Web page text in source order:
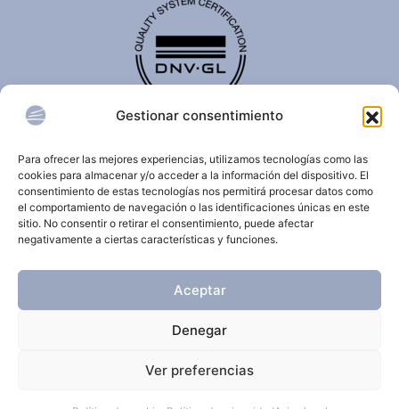
Gestionar consentimiento
Para ofrecer las mejores experiencias, utilizamos tecnologías como las
cookies para almacenar y/o acceder a la información del dispositivo. El
consentimiento de estas tecnologías nos permitirá procesar datos como
el comportamiento de navegación o las identificaciones únicas en este
sitio. No consentir o retirar el consentimiento, puede afectar
negativamente a ciertas características y funciones.
Aceptar
Denegar
Ver preferencias
internacionalmente y confirma que una organización
cumple con estándares de calidad, seguridad,
sostenibilidad y/o gestión.
Todos los derechos reservados.
Política de privacidad
Política de cookies